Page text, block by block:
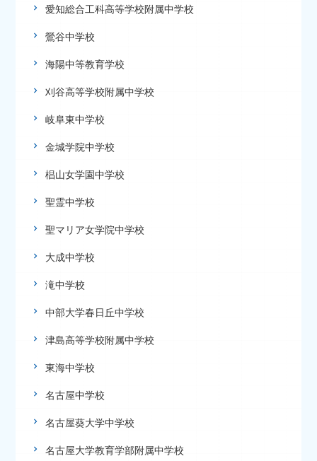
愛知総合工科高等学校附属中学校
鶯谷中学校
海陽中等教育学校
刈谷高等学校附属中学校
岐阜東中学校
金城学院中学校
椙山女学園中学校
聖霊中学校
聖マリア女学院中学校
大成中学校
滝中学校
中部大学春日丘中学校
津島高等学校附属中学校
東海中学校
名古屋中学校
名古屋葵大学中学校
名古屋大学教育学部附属中学校